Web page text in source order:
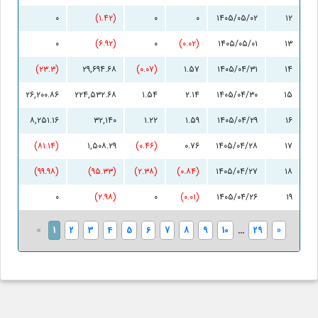
۱۲
۱۴۰۵/۰۵/۰۲ ۰ ۰ (۱.۴۲)
۰
۱۳
۱۴۰۵/۰۵/۰۱ (۰.۰۲) ۰ (۶.۹۲)
۰
۱۴
۱۴۰۵/۰۴/۳۱ ۱.۵۷ (۰.۰۷) ۲۹,۶۹۴.۶۸
(۲۳.۳)
۱۵
۱۴۰۵/۰۴/۳۰ ۲.۱۴ ۱.۵۴ ۲۲۴,۵۳۲.۶۸
۲۶,۲۰۰.۸۶
۱۶
۱۴۰۵/۰۴/۲۹ ۱.۵۹ ۱.۲۲ ۳۲,۱۴۰
۸,۲۵۱.۱۶
۱۷
۱۴۰۵/۰۴/۲۸ ۰.۷۶ (۰.۴۶) ۱,۵۰۸.۲۹
(۸۱.۱۴)
۱۸
۱۴۰۵/۰۴/۲۷ (۰.۸۴) (۲.۳۸) (۹۵.۳۳)
(۹۹.۹۸)
۱۹
۱۴۰۵/۰۴/۲۶ (۰.۰۱) ۰ (۲.۹۸) ۰
« 1 2 3 4 5 6 7 8 9 10 ... 29 »